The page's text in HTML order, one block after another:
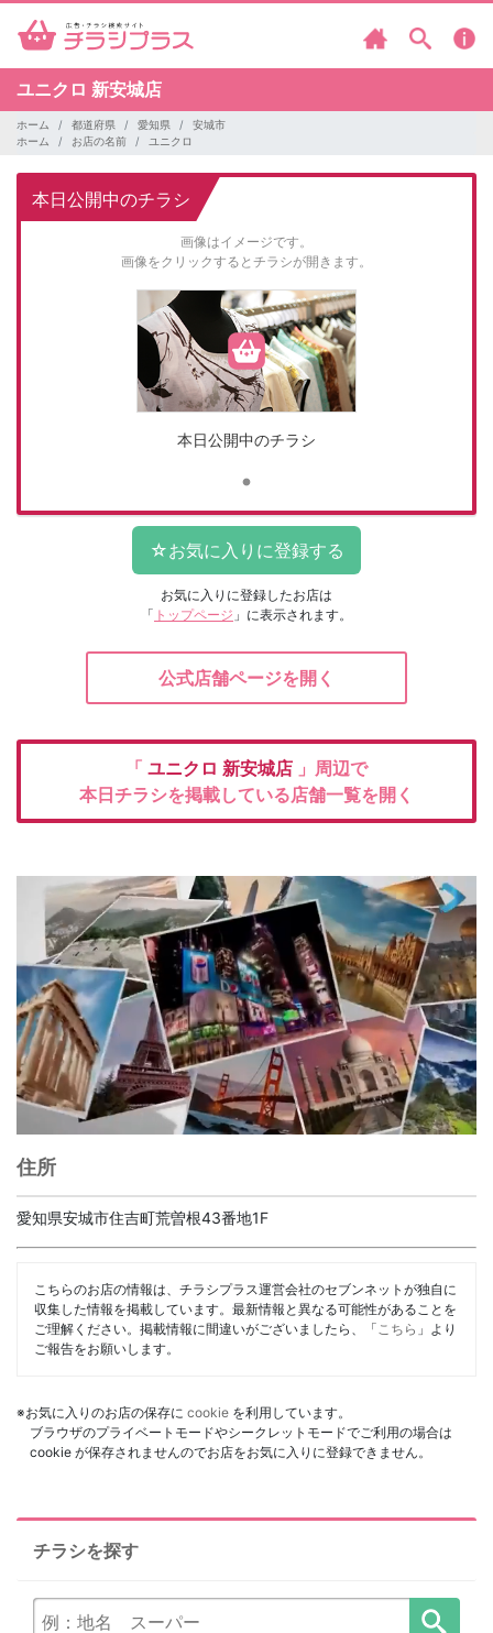
ユニクロ 新安城店
ホーム 都道府県 愛知県
安城市
ホーム
お店の名前 ユニクロ
本日公開中のチラシ
画像はイメージです。
画像をクリックするとチラシが開きます。
本日公開中のチラシ
お気に入りに登録したお店は
「 トップページ 」に表示されます。
公式店舗ページを開く
「 ユニクロ 新安城店 」周辺で
本日チラシを掲載している店舗一覧を開く
住所
愛知県安城市住吉町荒曽根43番地1F
こちらのお店の情報は、チラシプラス運営会社のセブンネットが独自に
収集した情報を掲載しています。最新情報と異なる可能性があることを
ご理解ください。掲載情報に間違いがございましたら、「 こちら 」より
ご報告をお願いします。
※お気に入りのお店の保存に cookie を利用しています。
ブラウザのプライベートモードやシークレットモードでご利用の場合は
cookie が保存されませんのでお店をお気に入りに登録できません。
チラシを探す